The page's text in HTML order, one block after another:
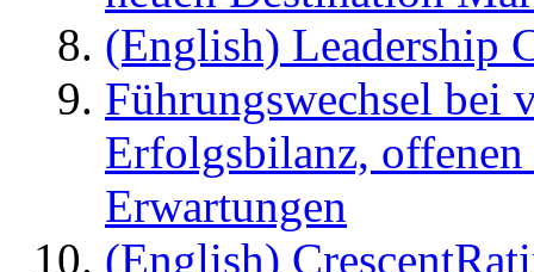
(English) Leadership
Führungswechsel bei
Erfolgsbilanz,
Erwartungen
(English)